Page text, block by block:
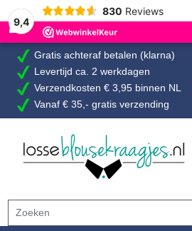
9,4
830 Reviews
Gratis achteraf betalen (klarna)
Levertijd ca. 2 werkdagen
Verzendkosten € 3,95 binnen NL
Vanaf € 35,- gratis verzending